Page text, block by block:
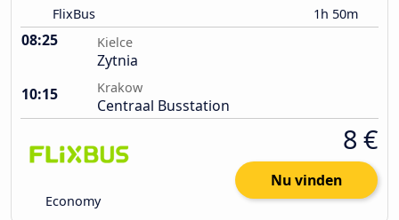
FlixBus 1h 50m
08:25 Kielce
Zytnia
10:15
Krakow
Centraal Busstation
Economy
8 €
Nu vinden